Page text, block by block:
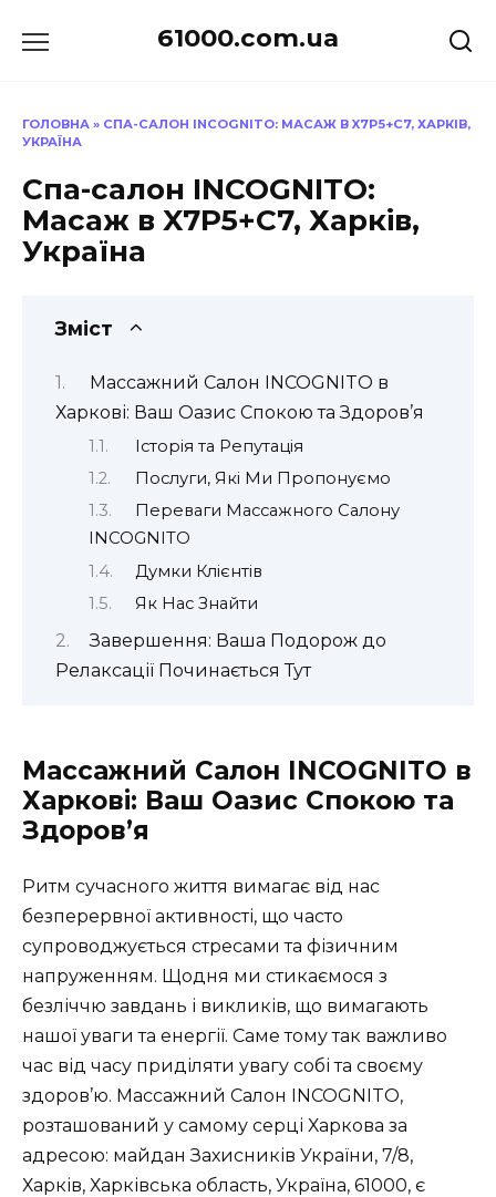
до
61000.com.ua
ГОЛОВНА » СПА-САЛОН INCOGNITO: МАСАЖ В X7P5+C7, ХАРКІВ,
УКРАЇНА
Спа-салон INCOGNITO:
Масаж в X7P5+C7, Харків,
Україна
Зміст
Массажний Салон INCOGNITO в
Харкові: Ваш Оазис Спокою та Здоров’я
Історія та Репутація
Послуги, Які Ми Пропонуємо
Переваги Массажного Салону
INCOGNITO
Думки Клієнтів
Як Нас Знайти
Завершення: Ваша Подорож до
Релаксації Починається Тут
Массажний Салон INCOGNITO в
Харкові: Ваш Оазис Спокою та
Здоров’я
Ритм сучасного життя вимагає від нас
безперервної активності, що часто
супроводжується стресами та фізичним
напруженням. Щодня ми стикаємося з
безліччю завдань і викликів, що вимагають
нашої уваги та енергії. Саме тому так важливо
час від часу приділяти увагу собі та своєму
здоров’ю. Массажний Салон INCOGNITO,
розташований у самому серці Харкова за
адресою: майдан Захисників України, 7/8,
Харків, Харківська область, Україна, 61000, є